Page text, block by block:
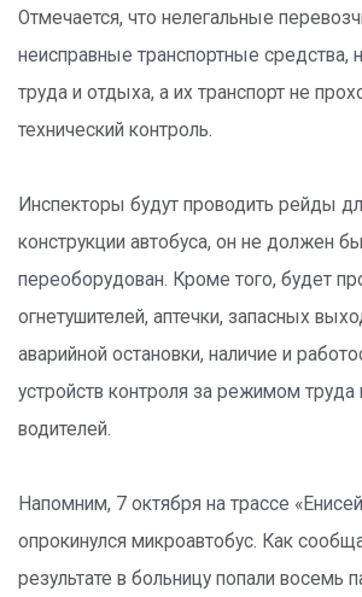
Отмечается, что нелегальные
неисправные транспортные
труда и отдыха, а их транспорт не
технический контроль.
Инспекторы будут проводить рейды
конструкции автобуса, он не должен
переоборудован. Кроме того, будет
огнетушителей, аптечки, запасных
аварийной остановки, наличие и
устройств контроля за режимом труда
водителей.
Напомним, 7 октября на трассе
опрокинулся микроавтобус. Как
результате в больницу попали восемь